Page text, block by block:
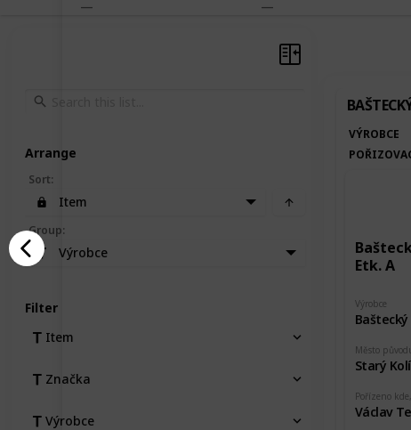
VÝROBCE
Etk. A
Výrobce
Pořízeno
Václav
Město
Starý
Arrange
Sort:
Item
Group:
Výrobce
Filter
Item
Značka
Výrobce